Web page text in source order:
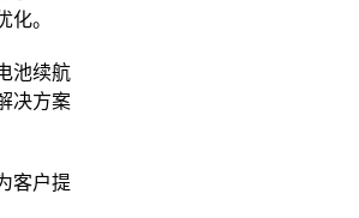
。
池续航
决方案
客户提